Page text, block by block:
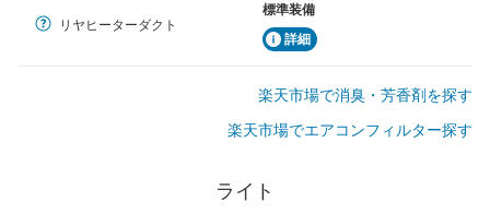
リヤヒーターダクト
標準装備
詳細
楽天市場で消臭・芳香剤を探す
楽天市場でエアコンフィルター探す
ライト